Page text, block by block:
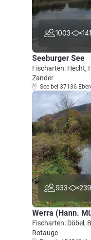
1003 141
Seeburger See
Fischarten: Hecht,
Zander
See bei 37136
933 239
Werra (Hann.
Fischarten: Döbel,
Rotauge